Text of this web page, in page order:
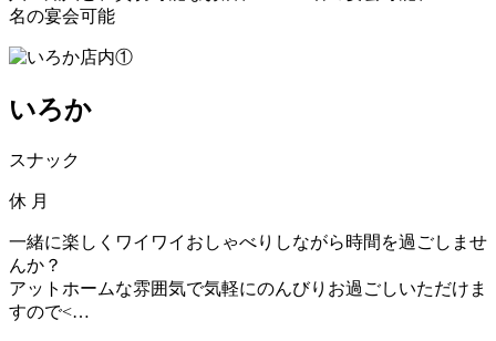
名の宴会可能
いろか
スナック
休 月
一緒に楽しくワイワイおしゃべりしながら時間を過ごしませ
んか？
アットホームな雰囲気で気軽にのんびりお過ごしいただけま
すので<…